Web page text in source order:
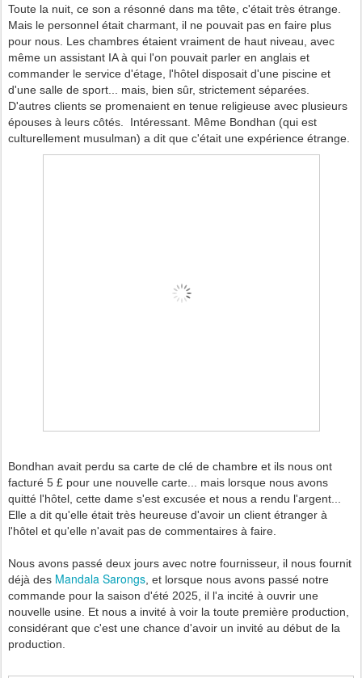
Toute la nuit, ce son a résonné dans ma tête, c'était très étrange.
Mais le personnel était charmant, il ne pouvait pas en faire plus
pour nous. Les chambres étaient vraiment de haut niveau, avec
même un assistant IA à qui l'on pouvait parler en anglais et
commander le service d'étage, l'hôtel disposait d'une piscine et
d'une salle de sport... mais, bien sûr, strictement séparées.
D'autres clients se promenaient en tenue religieuse avec plusieurs
épouses à leurs côtés. Intéressant. Même Bondhan (qui est
culturellement musulman) a dit que c'était une expérience étrange.
Bondhan avait perdu sa carte de clé de chambre et ils nous ont
facturé 5 £ pour une nouvelle carte... mais lorsque nous avons
quitté l'hôtel, cette dame s'est excusée et nous a rendu l'argent...
Elle a dit qu'elle était très heureuse d'avoir un client étranger à
l'hôtel et qu'elle n'avait pas de commentaires à faire.
Nous avons passé deux jours avec notre fournisseur, il nous fournit
déjà des Mandala Sarongs , et lorsque nous avons passé notre
commande pour la saison d'été 2025, il l'a incité à ouvrir une
nouvelle usine. Et nous a invité à voir la toute première production,
considérant que c'est une chance d'avoir un invité au début de la
production.